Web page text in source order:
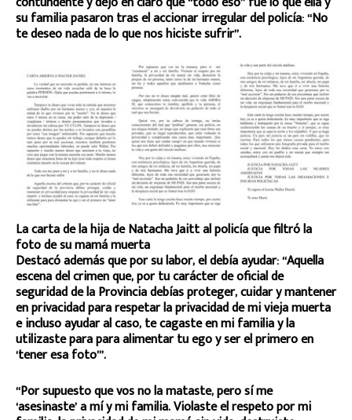
su familia pasaron tras el accionar irregular del policía: “No
te deseo nada de lo que nos hiciste sufrir”.
La carta de la hija de Natacha Jaitt al policía que filtró la
foto de su mamá muerta
Destacó además que por su labor, el debía ayudar: “Aquella
escena del crimen que, por tu carácter de oficial de
seguridad de la Provincia debías proteger, cuidar y mantener
en privacidad para respetar la privacidad de mi vieja muerta
e incluso ayudar al caso, te cagaste en mi familia y la
utilizaste para para alimentar tu ego y ser el primero en
‘tener esa foto’”.
“Por supuesto que vos no la mataste, pero sí me
‘asesinaste’ a mí y mi familia. Violaste el respeto por mi